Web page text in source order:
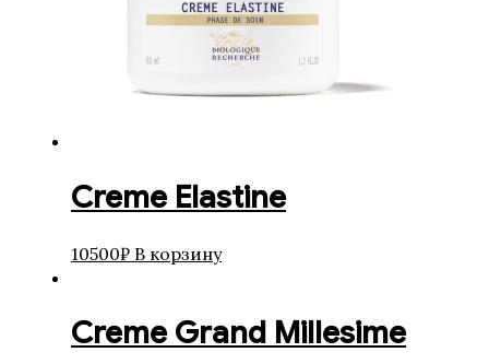
Creme Elastine
10500₽ В корзину
Creme Grand Millesime